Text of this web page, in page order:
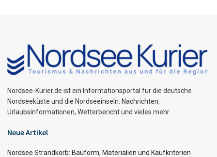
Nordsee-Kurier.de ist ein Informationsportal für die deutsche
Nordseeküste und die Nordseeinseln. Nachrichten,
Urlaubsinformationen, Wetterbericht und vieles mehr.
Neue Artikel
Nordsee Strandkorb: Bauform, Materialien und Kaufkriterien